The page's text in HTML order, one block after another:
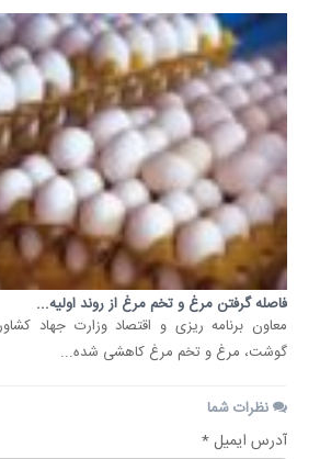
فاصله گرفتن مرغ و تخم مرغ از روند اولیه...
معاون برنامه ریزی و اقتصاد وزارت جهاد
گوشت، مرغ و تخم مرغ کاهشی شده...
نظرات شما
آدرس ایمیل *